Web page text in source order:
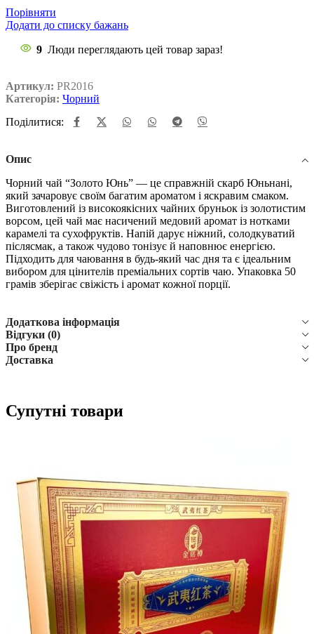
Порівняти
Додати до списку бажань
9 Люди переглядають цей товар зараз!
Артикул: PR2016
Категорія: Чорний
Поділитися:
Опис
Чорний чай “Золото Юнь” — це справжній скарб Юньнані,
який зачаровує своїм багатим ароматом і яскравим смаком.
Виготовлений із високоякісних чайних бруньок із золотистим
ворсом, цей чай має насичений медовий аромат із нотками
карамелі та сухофруктів. Напій дарує ніжний, солодкуватий
післясмак, а також чудово тонізує й наповнює енергією.
Підходить для чаювання в будь-який час дня та є ідеальним
вибором для цінителів преміальних сортів чаю. Упаковка 50
грамів зберігає свіжість і аромат кожної порції.
Додаткова інформація
Відгуки (0)
Про бренд
Доставка
Супутні товари